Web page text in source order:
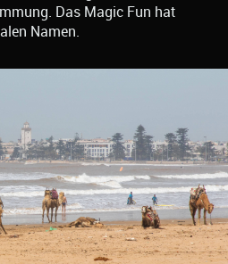
Das Magic Fun hat
Namen.